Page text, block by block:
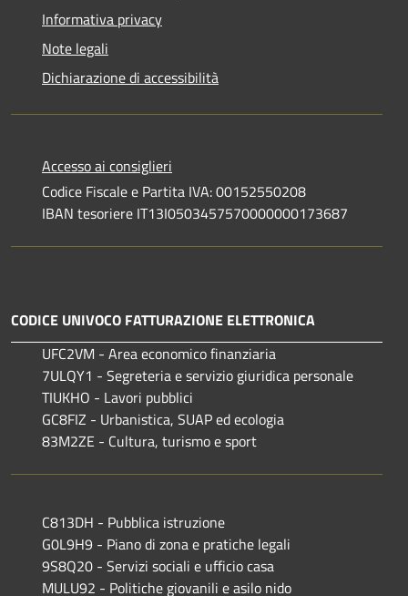
Informativa privacy
Note legali
Dichiarazione di accessibilità
Accesso ai consiglieri
Codice Fiscale e Partita IVA: 00152550208
IBAN tesoriere IT13I0503457570000000173687
CODICE UNIVOCO FATTURAZIONE ELETTRONICA
UFC2VM - Area economico finanziaria
7ULQY1 - Segreteria e servizio giuridica personale
TIUKHO - Lavori pubblici
GC8FIZ - Urbanistica, SUAP ed ecologia
83M2ZE - Cultura, turismo e sport
C813DH - Pubblica istruzione
G0L9H9 - Piano di zona e pratiche legali
9S8Q20 - Servizi sociali e ufficio casa
MULU92 - Politiche giovanili e asilo nido